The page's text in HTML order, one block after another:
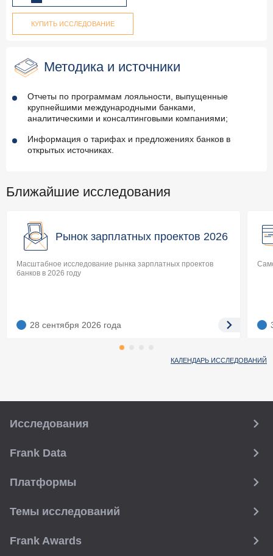
КУПИТЬ ИССЛЕДОВАНИЕ
Методика и источники
Отчеты по программам лояльности, выпущенные
крупнейшими международными банками,
аналитическими и консалтинговыми компаниями;
Информация о тарифах и предложениях банков в
открытых источниках.
Ближайшие исследования
Рынок зарплатных проектов 2026
Масштабное исследование рынка зарплатных проектов
банков в 2026 году
28 сентября 2026 года
КАЛЕНДАРЬ ИССЛЕДОВАНИЙ
Исследования
Frank Data
Платформы
Темы исследований
Frank Awards